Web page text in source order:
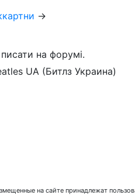
→
на форумі.
UA (Битлз Украина)
на сайте принадлежат